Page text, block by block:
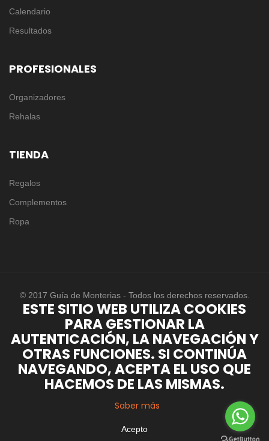
Calendario
Resultados
PROFESIONALES
Organizadores
Rehalas
TIENDA
Regalos
Complementos
Ropa
© 2017 Guía de Monterias - Todos los derechos reservados.
ESTE SITIO WEB UTILIZA COOKIES
PARA GESTIONAR LA
AUTENTICACIÓN, LA NAVEGACIÓN Y
OTRAS FUNCIONES. SI CONTINÚA
NAVEGANDO, ACEPTA EL USO QUE
HACEMOS DE LAS MISMAS.
Saber más
Acepto